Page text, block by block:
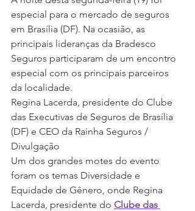
especial para o mercado de seguros
em Brasília (DF). Na ocasião, as
principais lideranças da Bradesco
Seguros participaram de um encontro
especial com os principais parceiros
da localidade.
Regina Lacerda, presidente do Clube
das Executivas de Seguros de Brasília
(DF) e CEO da Rainha Seguros /
Divulgação
Um dos grandes motes do evento
foram os temas Diversidade e
Equidade de Gênero, onde Regina
Lacerda, presidente do Clube das